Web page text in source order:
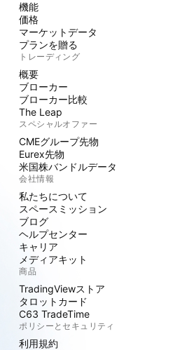
機能
価格
マーケットデータ
プランを贈る
トレーディング
概要
ブローカー
ブローカー比較
The Leap
スペシャルオファー
CMEグループ先物
Eurex先物
米国株バンドルデータ
会社情報
私たちについて
スペースミッション
ブログ
ヘルプセンター
キャリア
メディアキット
商品
TradingViewストア
タロットカード
C63 TradeTime
ポリシーとセキュリティ
利用規約